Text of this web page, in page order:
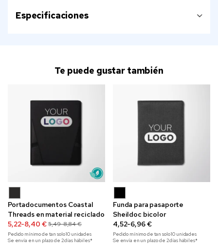
Especificaciones
Te puede gustar también
Portadocumentos Coastal
Threads en material reciclado
5,22-8,40 € 5,49-8,84 €
Pedido mínimo de tan solo10 unidades
Se envía en un plazo de 2 días hábiles*
Funda para pasaporte
Sheildoc bicolor
4,52-6,96 €
Pedido mínimo de tan solo10 unidades
Se envía en un plazo de 2 días hábiles*